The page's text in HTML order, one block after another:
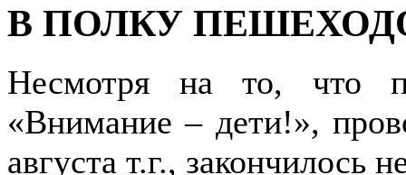
В ПОЛКУ
Несмотря на то, что
«Внимание – дети!»,
августа т.г., закончилось